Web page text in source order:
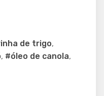
de trigo,
, #óleo de canola,